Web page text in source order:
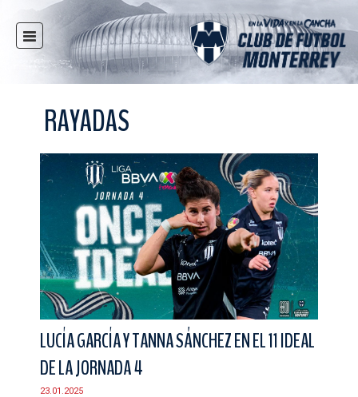
INICIO
NOTICIAS
RAYADOS
RAYADAS
FUERZAS BÁSICAS
RESPONSABILIDAD SOCIAL
TAQUILLA
TIENDA
ESTADIO
PRENSA
CONTACTO
RAYADAS
LUCÍA GARCÍA Y TANNA SÁNCHEZ EN EL 11 IDEAL
DE LA JORNADA 4
23.01.2025